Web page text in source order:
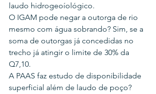
laudo hidrogeoíológico.
O IGAM pode negar a outorga de rio
mesmo com água sobrando? Sim, se a
soma de outorgas já concedidas no
trecho já atingir o limite de 30% da
Q7,10.
A PAAS faz estudo de disponibilidade
superficial além de laudo de poço?